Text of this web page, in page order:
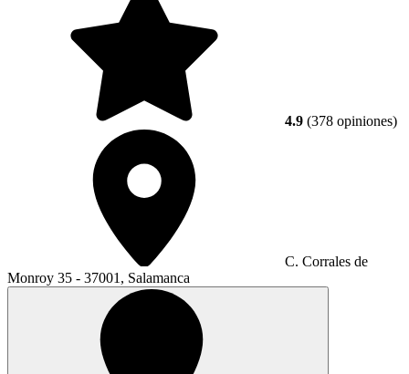
4.9 (378 opiniones)
C. Corrales de
Monroy 35 - 37001, Salamanca